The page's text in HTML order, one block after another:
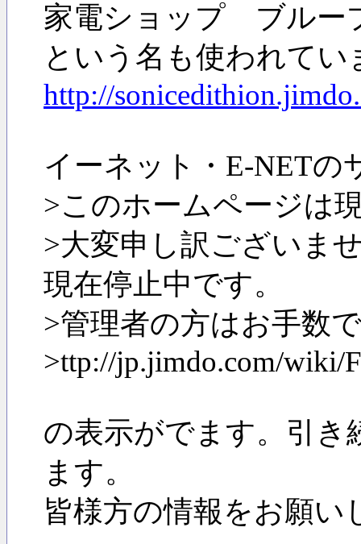
家電ショップ ブルー
という名も使われてい
http://
イーネット・E-NETの
>このホームページは
>大変申し訳ございま
現在停止中です。
>管理者の方はお手数
>ttp://jp.jimdo.com/wiki/
の表示がでます。引
ます。
皆様方の情報をお願い